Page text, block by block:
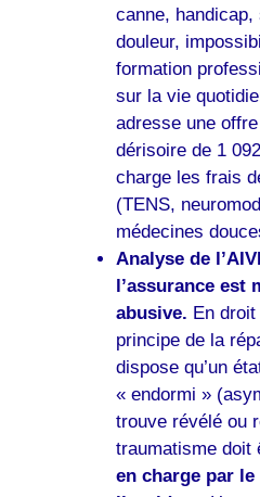
canne,
douleur,
formation
sur la vie
adresse une
dérisoire de 1
charge les frais
(TENS,
médecines
Analyse de
l’assurance est
abusive. En
principe de la
dispose qu’un
« endormi »
trouve révélé ou
traumatisme doit
en charge par